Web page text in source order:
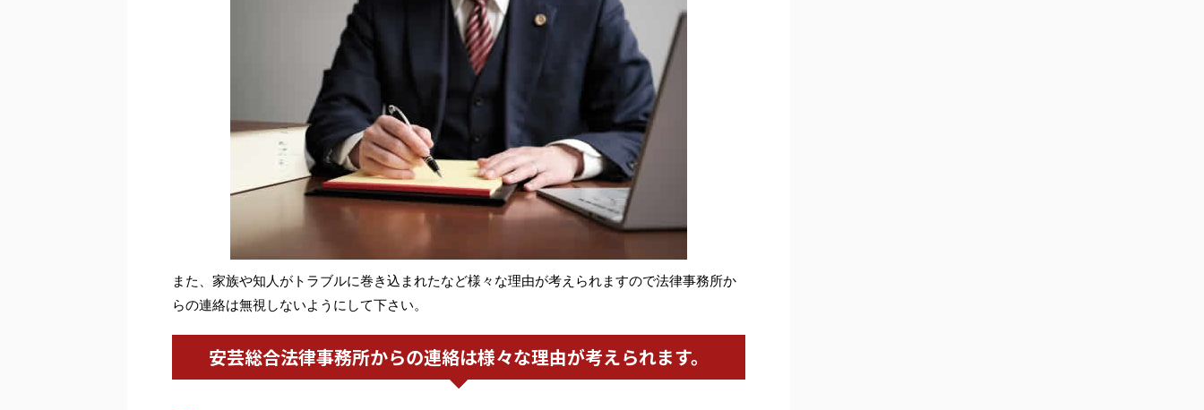
また、家族や知人がトラブルに巻き込まれたなど様々な理由が考えられますので法律事務所か
らの連絡は無視しないようにして下さい。
安芸総合法律事務所からの連絡は様々な理由が考えられます。